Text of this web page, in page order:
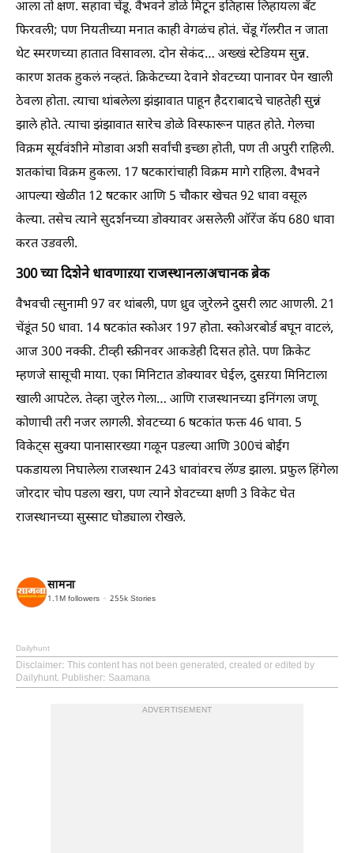
आला तो क्षण. सहावा चेंडू. वैभवने डोळे मिटून इतिहास लिहायला बॅट
फिरवली; पण नियतीच्या मनात काही वेगळंच होतं. चेंडू गॅलरीत न जाता
थेट स्मरणच्या हातात विसावला. दोन सेकंद… अख्खं स्टेडियम सुन्न.
कारण शतक हुकलं नव्हतं. क्रिकेटच्या देवाने शेवटच्या पानावर पेन खाली
ठेवला होता. त्याचा थांबलेला झंझावात पाहून हैदराबादचे चाहतेही सुन्नं
झाले होते. त्याचा झंझावात सारेच डोळे विस्फारून पाहत होते. गेलचा
विक्रम सूर्यवंशीने मोडावा अशी सर्वांची इच्छा होती, पण ती अपुरी राहिली.
शतकांचा विक्रम हुकला. 17 षटकारांचाही विक्रम मागे राहिला. वैभवने
आपल्या खेळीत 12 षटकार आणि 5 चौकार खेचत 92 धावा वसूल
केल्या. तसेच त्याने सुदर्शनच्या डोक्यावर असलेली ऑरेंज कॅप 680 धावा
करत उडवली.
300च्या दिशेने धावणाऱया राजस्थानलाअचानक ब्रेक
वैभवची त्सुनामी 97 वर थांबली, पण ध्रुव जुरेलने दुसरी लाट आणली. 21
चेंडूंत 50 धावा. 14 षटकांत स्कोअर 197 होता. स्कोअरबोर्ड बघून वाटलं,
आज 300 नक्की. टीव्ही स्क्रीनवर आकडेही दिसत होते. पण क्रिकेट
म्हणजे सासूची माया. एका मिनिटात डोक्यावर घेईल, दुसऱया मिनिटाला
खाली आपटेल. तेव्हा जुरेल गेला… आणि राजस्थानच्या इनिंगला जणू
कोणाची तरी नजर लागली. शेवटच्या 6 षटकांत फक्त 46 धावा. 5
विकेट्स सुक्या पानासारख्या गळून पडल्या आणि 300चं बोईंग
पकडायला निघालेला राजस्थान 243 धावांवरच लॅण्ड झाला. प्रफुल हिंगेला
जोरदार चोप पडला खरा, पण त्याने शेवटच्या क्षणी 3 विकेट घेत
राजस्थानच्या सुस्साट घोड्याला रोखले.
सामना
1.1M followers 255k Stories
Dailyhunt
Disclaimer: This content has not been generated, created or edited by
Dailyhunt. Publisher: Saamana
ADVERTISEMENT